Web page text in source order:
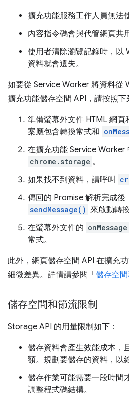
擴充功能服務工作人員無法
內容指令碼會與代管網頁共
使用者清除瀏覽記錄時，以
資料就會遺失。
如要從 Service Worker 將資料從
擴充功能儲存空間 API，請按照下
準備螢幕外文件 HTML 網
案應包含轉換常式和
在擴充功能 Service Worker
chrome.storage 。
如果找不到資料，請呼叫
傳回的 Promise 解析完成後
sendMessage() 來啟動轉
在螢幕外文件的 onMessage
常式。
此外，網頁儲存空間 API 在擴充
細微差異。詳情請參閱「 儲存空
儲存空間和節流限制
Storage API 的用量限制如下：
儲存資料會產生效能成本，
額。規劃要儲存的資料，以
儲存作業可能需要一段時間
調整程式碼結構。